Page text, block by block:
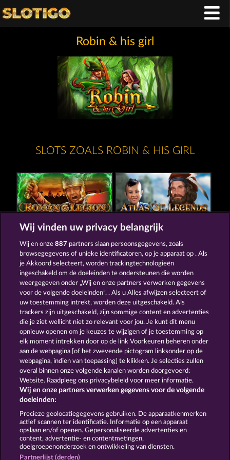
Robin & his girl
SLOTS ZOALS ROBIN & HIS GIRL
Roman Legion Xtreme Atlas of Legends
Super Piggy Coins Secret Mission
Algemene voorwaarden Privacyverklaring
Colofon Bedrijf FAQ
Partnerprogramma Facebook
Terugbetalingsverzoek indienen
Wij vinden uw privacy belangrijk
Wij en onze887 partners slaan persoonsgegevens, zoals
browsegegevens of unieke identificatoren, op je apparaat op . Als
je Akkoord selecteert, worden trackingtechnologieën
ingeschakeld om de doeleinden te ondersteunen die worden
weergegeven onder „Wij en onze partners verwerken gegevens
voor de volgende doeleinden”. . Als u Alles afwijzen selecteert of
uw toestemming intrekt, worden deze uitgeschakeld. Als
trackers zijn uitgeschakeld, zijn sommige content en advertenties
die je ziet wellicht niet zo relevant voor jou. Je kunt dit menu
opnieuw openen om je keuzes te wijzigen of je toestemming op
elk moment intrekken door op de link Voorkeuren beheren onder
aan de webpagina [of het zwevende pictogram linksonder op de
webpagina, indien van toepassing] te klikken. Je selecties zullen
overal binnen onze volgende kanalen worden doorgevoerd:
Website. Raadpleeg ons privacybeleid voor meer informatie.
Wij en onze partners verwerken gegevens voor de volgende
doeleinden:
Precieze geolocatiegegevens gebruiken. De apparaatkenmerken
actief scannen ter identificatie. Informatie op een apparaat
opslaan en/of openen. Gepersonaliseerde advertenties en
content, advertentie- en contentmetingen,
doelgroepenonderzoek en ontwikkeling van diensten.
Partnerlijst (derden)